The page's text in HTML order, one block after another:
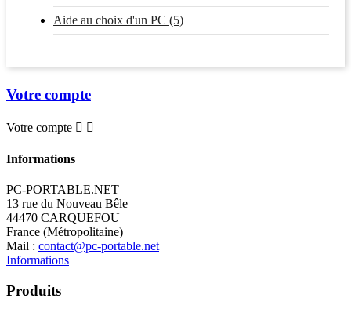
Aide au choix d'un PC (5)
Votre compte
Votre compte  
Informations
PC-PORTABLE.NET
13 rue du Nouveau Bêle
44470 CARQUEFOU
France (Métropolitaine)
Mail : contact@pc-portable.net
Informations
Produits